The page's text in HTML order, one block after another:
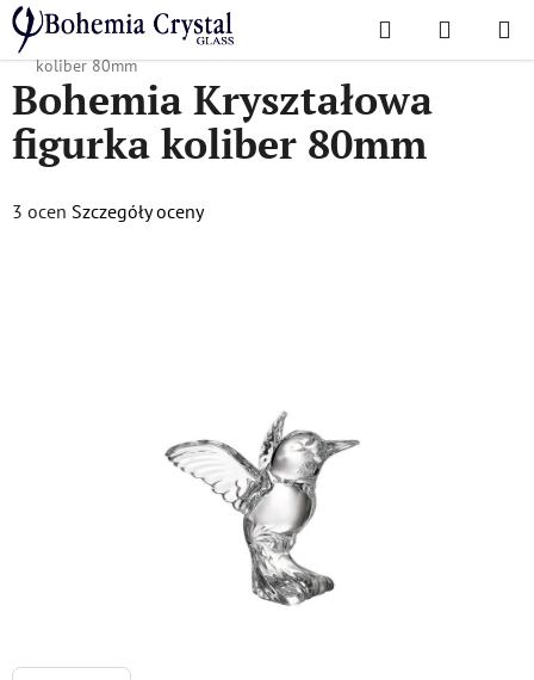
Przejść
do
treści
Szukaj KOSZYK
Home
/ Akcesoria / Figurki kryształowe
Bohemia Kryształowa figurka
koliber 80mm
Bohemia Kryształowa
figurka koliber 80mm
Średnia
3 ocen Szczegóły oceny